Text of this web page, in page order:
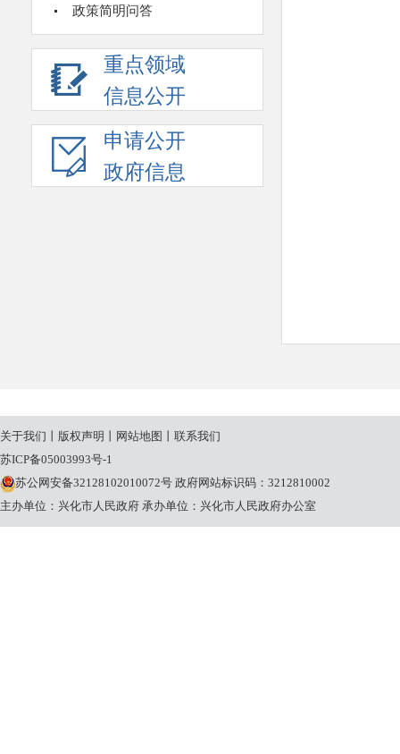
政策简明问答
重点领域
信息公开
申请公开
政府信息
关于我们 版权声明 网站地图
联系我们
苏ICP备05003993号-1
苏公网安备32128102010072号 政府网站标识码：3212810002
主办单位：兴化市人民政府 承办单位：兴化市人民政府办公室